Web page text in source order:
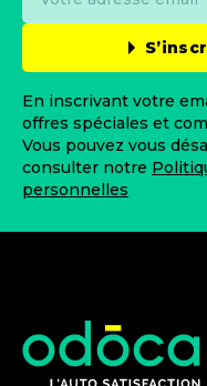
En inscrivant votre
offres spéciales et
Vous pouvez vous
consulter notre
personnelles